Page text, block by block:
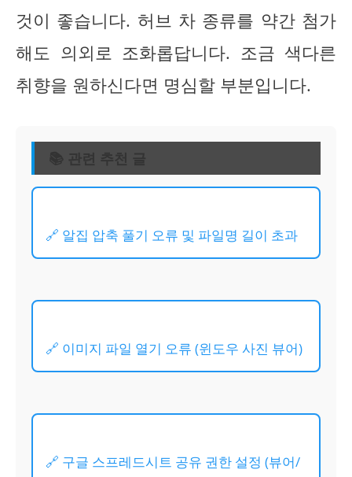
것이 좋습니다. 허브 차 종류를 약간 첨가
해도 의외로 조화롭답니다. 조금 색다른
취향을 원하신다면 명심할 부분입니다.
📚 관련 추천 글
🔗 알집 압축 풀기 오류 및 파일명 길이 초과
🔗 이미지 파일 열기 오류 (윈도우 사진 뷰어)
🔗 구글 스프레드시트 공유 권한 설정 (뷰어/